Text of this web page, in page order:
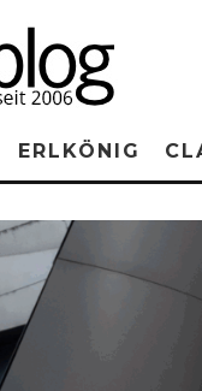
ERLKÖNIG